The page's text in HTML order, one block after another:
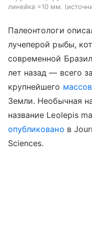
линейка =10 мм.
Палеонтологи
лучеперой рыбы,
современной
лет назад — всего
крупнейшего
Земли. Необычная
название Leolepis
опубликовано в
Sciences.